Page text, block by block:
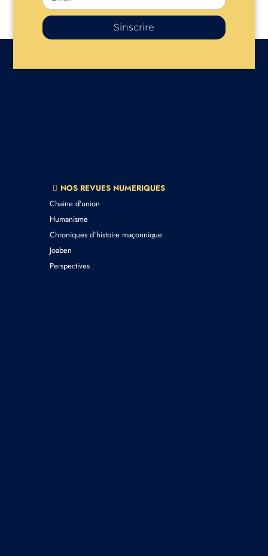
Sinscrire
NOS REVUES NUMERIQUES
Chaine d’union
Humanisme
Chroniques d’histoire maçonnique
Joaben
Perspectives